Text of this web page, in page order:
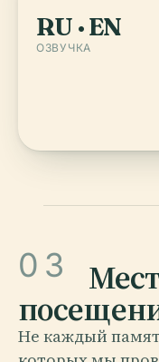
RU · EN
ОЗВУЧКА
03
Не каждый